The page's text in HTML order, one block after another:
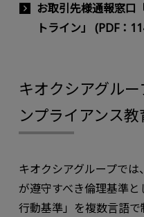
お取引先様通報窓口
トライン」 (PDF：
キオクシアグル
ンプライアンス教
キオクシアグループで
が遵守すべき倫理基準
行動基準」を複数言語